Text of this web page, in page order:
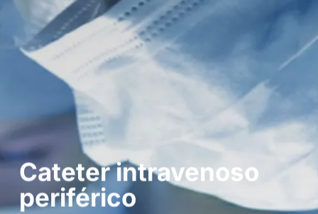
Cateter intravenoso
periférico